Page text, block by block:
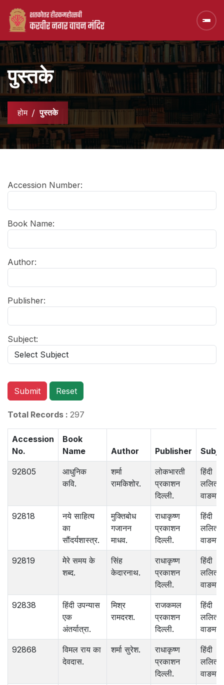
पुस्तके
होम पुस्तके
Accession Number:
Book Name:
Author:
Publisher:
Subject:
Submit Reset
Total Records : 297
Accession
No.
Book
Name
Author Publisher
92805
आधुनिक
कवि.
शर्मा
रामकिशोर.
लोकभारती
प्रकाशन
दिल्ली.
हिंदी
ललित
वाङमय.
92818
नये साहित्य
का
सौंदर्यशास्त्र.
मुक्तिबोध
गजानन
माधव.
राधाकृष्ण
प्रकाशन
दिल्ली.
हिंदी
ललित
वाङमय.
92819
मेेरे समय के
शब्द.
सिंह
केदारनाथ.
राधाकृष्ण
प्रकाशन
दिल्ली.
हिंदी
ललित
वाङमय.
92838
हिंदी उपन्यास
एक
अंतर्यात्रा.
मिश्र
रामदरश.
राजकमल
प्रकाशन
दिल्ली.
हिंदी
ललित
वाङमय.
92868
विमल राय का
देवदास.
शर्मा सुरेश.
राधाकृष्ण
प्रकाशन
दिल्ली.
हिंदी
ललित
वाङमय.